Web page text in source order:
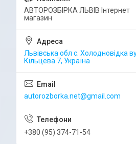
АВТОРОЗБІРКА ЛЬВІВ Інтернет
магазин
Львівська обл с. Холодновідка
Кільцева 7, Україна
autorozborka.net@gmail.com
+380 (95) 374-71-54